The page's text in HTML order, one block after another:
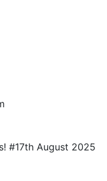
#17th August 2025